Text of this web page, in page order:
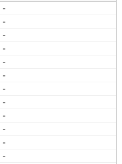
-
-
-
-
-
-
-
-
-
-
-
-